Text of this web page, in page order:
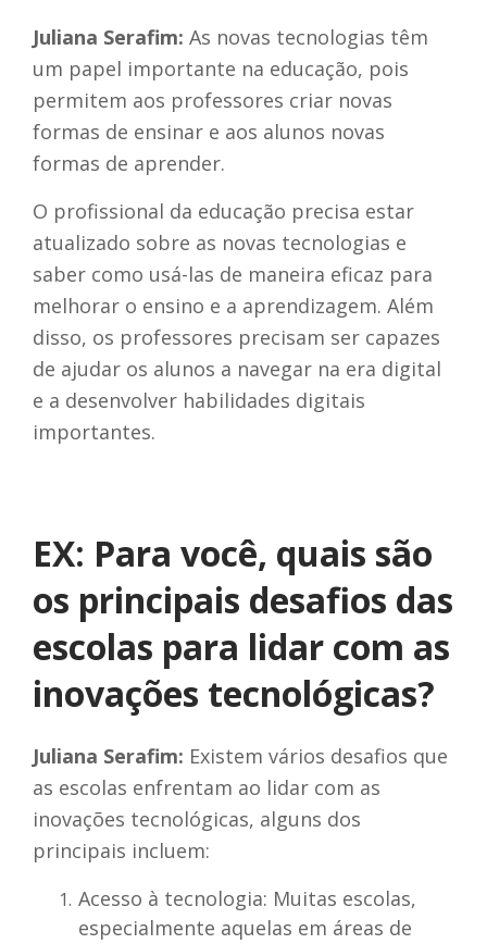
Juliana Serafim: As novas tecnologias têm
um papel importante na educação, pois
permitem aos professores criar novas
formas de ensinar e aos alunos novas
formas de aprender.
O profissional da educação precisa estar
atualizado sobre as novas tecnologias e
saber como usá-las de maneira eficaz para
melhorar o ensino e a aprendizagem. Além
disso, os professores precisam ser capazes
de ajudar os alunos a navegar na era digital
e a desenvolver habilidades digitais
importantes.
EX: Para você, quais são
os principais desafios das
escolas para lidar com as
inovações tecnológicas?
Juliana Serafim: Existem vários desafios que
as escolas enfrentam ao lidar com as
inovações tecnológicas, alguns dos
principais incluem:
Acesso à tecnologia: Muitas escolas,
especialmente aquelas em áreas de